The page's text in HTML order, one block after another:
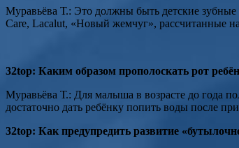
Муравьёва Т.: Это должны быть детские
Care, Lacalut, «Новый жемчуг», рассчитанные
32top: Каким образом прополоскать рот
Муравьёва Т.: Для малыша в возрасте до года
достаточно дать ребёнку попить воды после
32top: Как предупредить развитие